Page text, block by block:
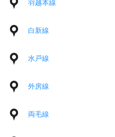
羽越本線
白新線
水戸線
外房線
両毛線